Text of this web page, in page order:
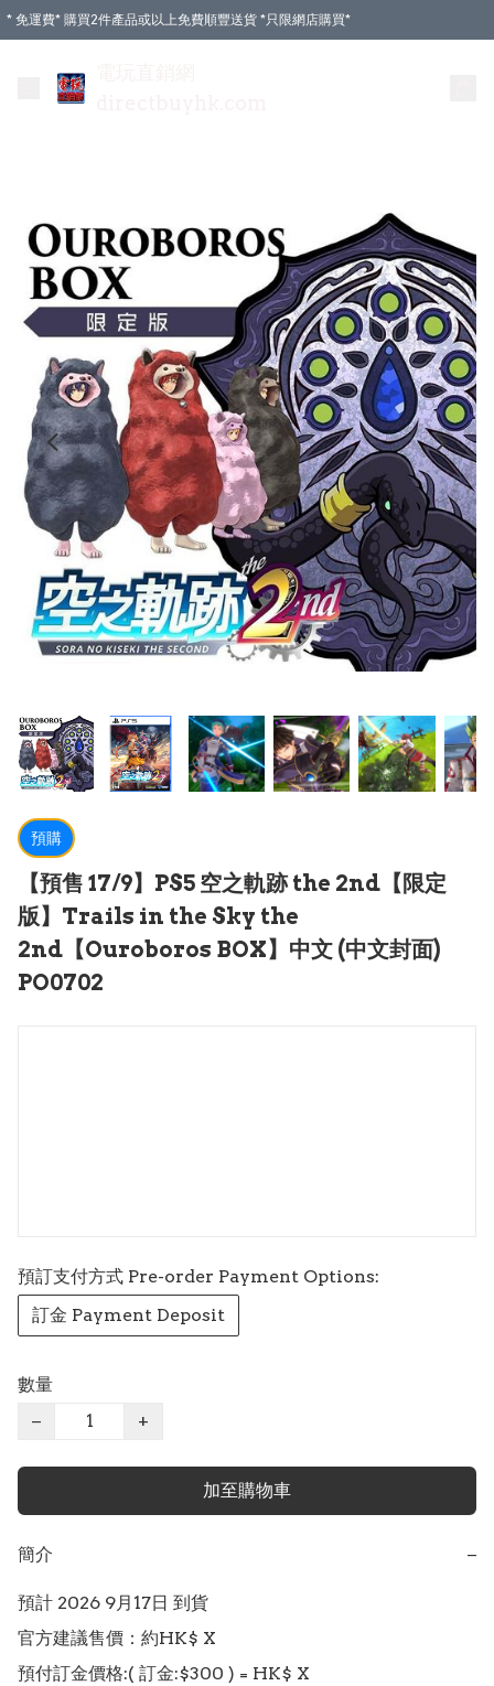
* 免運費* 購買2件產品或以上免費順豐送貨 *只限網店購買*
預購
【預售 17/9】PS5 空之軌跡 the 2nd【限定
版】Trails in the Sky the
2nd【Ouroboros BOX】中文 (中文封面)
PO0702
預訂支付方式 Pre-order Payment Options:
訂金 Payment Deposit
數量
−
+
加至購物車
簡介 −
預計 2026 9月17日 到貨
官方建議售價：約HK$ X
預付訂金價格:( 訂金:$300 ) = HK$ X